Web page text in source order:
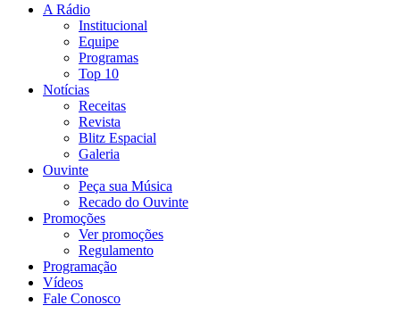
A Rádio
Institucional
Equipe
Programas
Top 10
Notícias
Receitas
Revista
Blitz Espacial
Galeria
Ouvinte
Peça sua Música
Recado do Ouvinte
Promoções
Ver promoções
Regulamento
Programação
Vídeos
Fale Conosco